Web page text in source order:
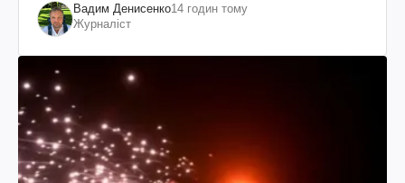
Вадим Денисенко14 годин тому
Журналіст